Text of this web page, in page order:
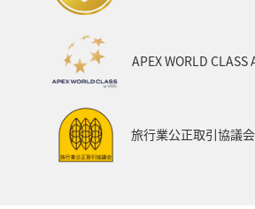
・表示金額は選択いただいた条件でのもっとも
・表示金額と空席状況は最新ではない場合があ
ンより最新の空席照会結果をご確認ください。
・「＊」は現在金額が確認できない都市・日付
結果画面にて最新の情報をご確認ください。
・表示金額には、運賃、
APEX WORLD CLASS
旅行業公正取引協議